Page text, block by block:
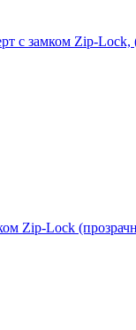
с замком Zip-
Zip-Lock